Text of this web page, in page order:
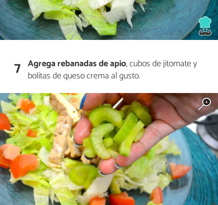
7 Agrega rebanadas de apio, cubos de jitomate y
bolitas de queso crema al gusto.